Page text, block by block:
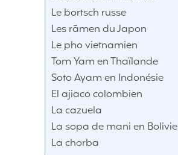
Le bortsch russe
Les rāmen du Japon
Le pho vietnamien
Tom Yam en Thaïlande
Soto Ayam en Indonésie
El ajiaco colombien
La cazuela
La sopa de mani en Bolivie
La chorba